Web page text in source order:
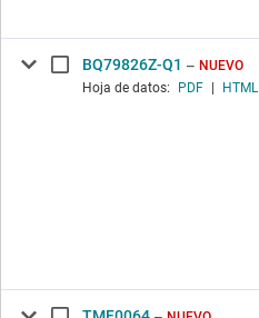
BQ79826Z-Q1
NUEVO
Hoja de datos:
PDF HTML